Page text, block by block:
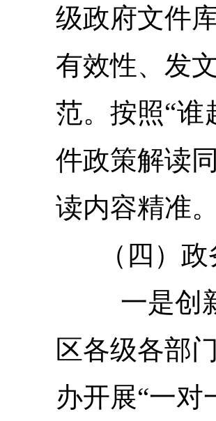
级政府文件
有效性、发
范。 按照“谁
件政策解读
读内容精准。
（四） 政
一是创
区各级各部
办开展“一对